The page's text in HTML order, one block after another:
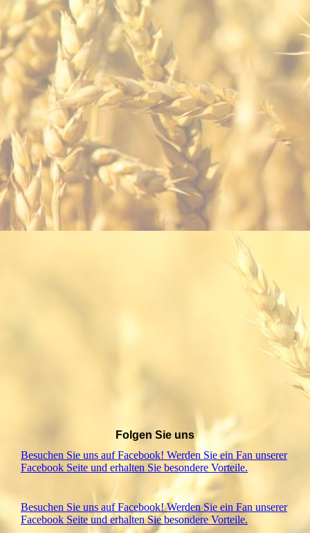
Folgen Sie uns
Besuchen Sie uns auf Facebook! Werden Sie ein Fan unserer
Facebook Seite und erhalten Sie besondere Vorteile.
Besuchen Sie uns auf Facebook! Werden Sie ein Fan unserer
Facebook Seite und erhalten Sie besondere Vorteile.